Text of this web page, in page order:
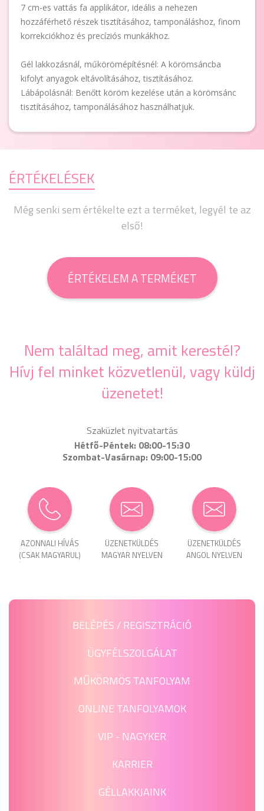
7 cm-es vattás fa applikátor, ideális a nehezen
hozzáférhető részek tisztításához, tamponáláshoz, finom
korrekciókhoz és precíziós munkákhoz.
Gél lakkozásnál, műkörömépítésnél: A körömsáncba
kifolyt anyagok eltávolításához, tisztításához.
Lábápolásnál: Benőtt köröm kezelése után a körömsánc
tisztításához, tamponálásához használhatjuk.
ÉRTÉKELÉSEK
Még senki sem értékelte ezt a terméket, legyél te az
első!
ÉRTÉKELEM A TERMÉKET
Nem találtad meg, amit kerestél?
Hívj fel minket közvetlenül, vagy küldj
üzenetet!
Szaküzlet nyitvatartás
Hétfő-Péntek: 08:00-15:30
Szombat-Vasárnap: 09:00-15:00
AZONNALI HÍVÁS
(CSAK MAGYARUL)
ÜZENET­KÜLDÉS
MAGYAR NYELVEN
ÜZENET­KÜLDÉS
ANGOL NYELVEN
BELÉPÉS / REGISZTRÁCIÓ
ÜGYFÉLSZOLGÁLAT
MŰKÖRMÖS TANFOLYAM
ONLINE TANFOLYAMOK
VIP - NAGYKER
KARRIER
GÉLLAKKJAINK